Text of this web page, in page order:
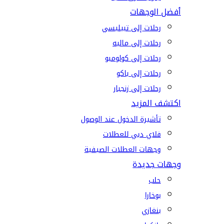
أفضل الوجهات
رحلات إلى تبيليسي
رحلات إلى ماليه
رحلات إلى كولومبو
رحلات إلى باكو
رحلات إلى زنجبار
اكتشف المزيد
تأشيرة الدخول عند الوصول
فلاي دبي للعطلات
وجهات العطلات الصيفية
وجهات جديدة
حلب
بوخارا
بنغازي